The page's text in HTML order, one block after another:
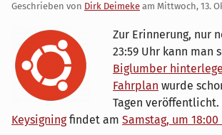
Geschrieben von Dirk Deimeke am Mittwoch, 13.
Zur Erinnerung, nur
23:59 Uhr kann man
Biglumber
Fahrplan wurde
Tagen veröffentlicht.
Keysigningfindet am Samstag, um 18:00